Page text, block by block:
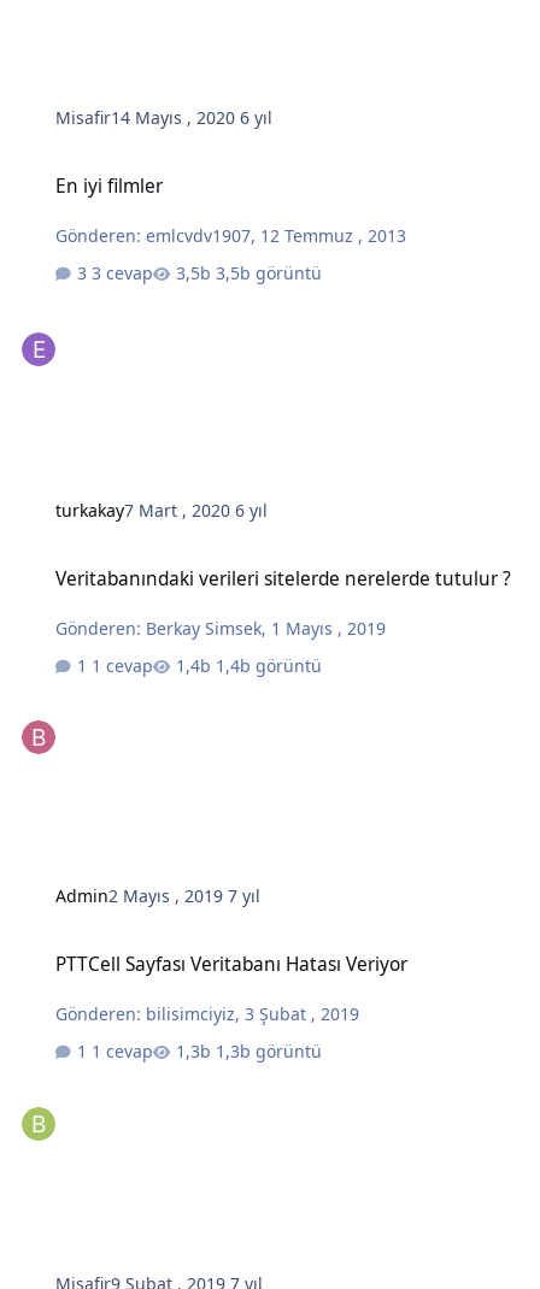
Misafir14 Mayıs , 20206 yıl
En iyi filmler
Gönderen:emlcvdv1907, 12 Temmuz , 2013
3 cevap
3,5b görüntü
turkakay7 Mart , 20206 yıl
Veritabanındaki verileri sitelerde nerelerde tutulur ?
Gönderen: Berkay Simsek, 1 Mayıs , 2019
1 cevap
1,4b görüntü
Admin2 Mayıs , 20197 yıl
PTTCell Sayfası Veritabanı Hatası Veriyor
Gönderen: bilisimciyiz,3 Şubat , 2019
1 cevap
1,3b görüntü
Misafir9 Şubat , 20197 yıl